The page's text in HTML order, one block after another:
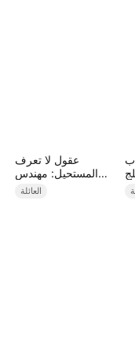
عقول لا تعرف
المستحيل: مهندس
المستقبل يغير وجه
العائلة